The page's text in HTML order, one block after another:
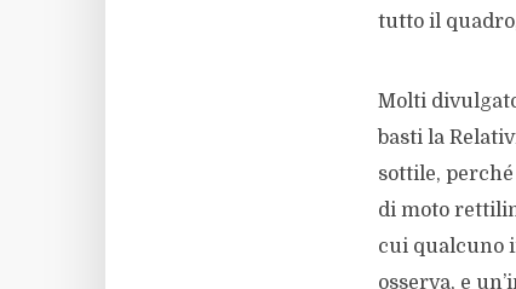
tutto il
Molti
basti la
sottile,
di moto
cui qualcuno
osserva, e